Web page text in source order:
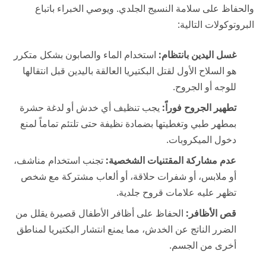
والحفاظ على سلامة النسيج الجلدي. ويوصي الخبراء باتباع
البروتوكولات التالية:
غسل اليدين بانتظام: استخدام الماء والصابون بشكل متكرر
هو السلاح الأول لقتل البكتيريا العالقة باليدين قبل انتقالها
للوجه أو الجروح.
تطهير الجروح فوراً: يجب تنظيف أي خدش أو لدغة حشرة
بمطهر طبي وتغطيتها بضمادة نظيفة حتى تلتئم تماماً لمنع
دخول الميكروبات.
عدم مشاركة المقتنيات الشخصية: تجنب استخدام مناشف،
أو ملابس، أو شفرات حلاقة، أو ألعاب مشتركة مع شخص
تظهر عليه علامات قروح جلدية.
قص الأظافر: الحفاظ على أظافر الأطفال قصيرة يقلل من
الضرر الناتج عن الخدش، مما يمنع انتشار البكتيريا لمناطق
أخرى من الجسم.